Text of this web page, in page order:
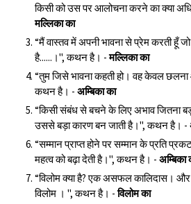
किसी को उस पर आलोचना करने का क्या
मल्लिका का
“मैं वास्तव में अपनी भावना से प्रेम करती हूँ
है......।", कथन है। -मल्लिका का
“तुम जिसे भावना कहती हो। वह केवल
कथन है। - अम्बिका का
“किसी संबंध से बचने के लिए अभाव जितना
उससे बड़ा कारण बन जाती है।", कथन है। -
“सम्मान प्राप्त होने पर सम्मान के प्रति
महत्व को बढ़ा देती है।", कथन है। - अम्बिका
“विलोम क्या है? एक असफल कालिदास।
विलोम । ", कथन है। -विलोम का